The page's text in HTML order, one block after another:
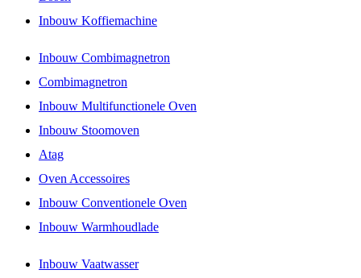
Inbouw Koffiemachine
Inbouw Combimagnetron
Combimagnetron
Inbouw Multifunctionele Oven
Inbouw Stoomoven
Atag
Oven Accessoires
Inbouw Conventionele Oven
Inbouw Warmhoudlade
Inbouw Vaatwasser